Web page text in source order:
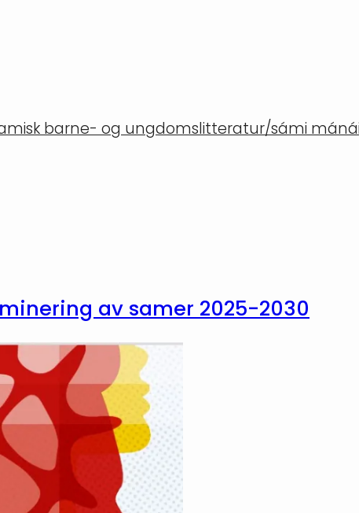
barne- og ungdomslitteratur/sámi
av samer 2025-2030